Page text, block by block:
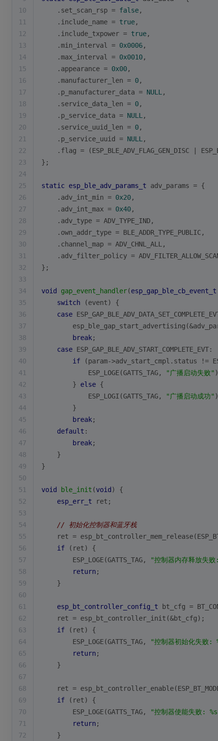
10
    .set_scan_rsp =
false,
11
    .include_name =
true,
12
    .include_txpower =
true,
13
    .min_interval =
0x0006,
14
    .max_interval =
0x0010,
15
    .appearance =
0x00,
16
    .manufacturer_len =
0,
17
    .p_manufacturer_data =
NULL ,
18
    .service_data_len =
0,
19
    .p_service_data =
NULL ,
20
    .service_uuid_len =
0,
21
    .p_service_uuid =
NULL ,
22
.flag = (ESP_BLE_ADV_FLAG_GEN_DISC |
23
};
24
25
static esp_ble_adv_params_t adv_params = {
26
    .adv_int_min =
0x20,
27
    .adv_int_max =
0x40,
28
    .adv_type = ADV_TYPE_IND,
29
    .own_addr_type = BLE_ADDR_TYPE_PUBLIC,
30
    .channel_map = ADV_CHNL_ALL,
31
.adv_filter_policy =
32
};
33
34
void gap_event_handler(esp_gap_ble_cb_event_t
35
switch (event) {
36
case
37
38
break;
39
case ESP_GAP_BLE_ADV_START_COMPLETE_EVT:
40
if (param->adv_start_cmpl.status !=
41
            ESP_LOGE(GATTS_TAG,
"广播启动失败"
42
        }
else {
43
            ESP_LOGI(GATTS_TAG,
"广播启动成功"
44
        }
45
break;
46
default :
47
break;
48
    }
49
}
50
51
void ble_init (void )
{
52
esp_err_t ret;
53
54
// 初始化控制器和蓝牙栈
55
ret =
56
if (ret) {
57
        ESP_LOGE(GATTS_TAG,
"控制器内存释放失
58
return ;
59
    }
60
61
esp_bt_controller_config_t bt_cfg =
62
    ret = esp_bt_controller_init(&bt_cfg);
63
if (ret) {
64
        ESP_LOGE(GATTS_TAG,
"控制器初始化失败:
65
return ;
66
    }
67
68
ret =
69
if (ret) {
70
        ESP_LOGE(GATTS_TAG,
"控制器使能失败:
71
return ;
72
    }